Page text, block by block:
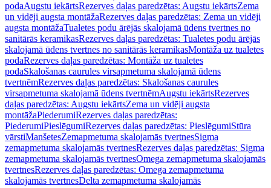
podaAugstu iekārtsRezerves daļas paredzētas: Augstu iekārtsZema
un vidēji augsta montāžaRezerves daļas paredzētas: Zema un vidēji
augsta montāžaTualetes podu ārējās skalojamā ūdens tvertnes no
sanitārās keramikasRezerves daļas paredzētas: Tualetes podu ārējās
skalojamā ūdens tvertnes no sanitārās keramikasMontāža uz tualetes
podaRezerves daļas paredzētas: Montāža uz tualetes
podaSkalošanas caurules virsapmetuma skalojamā ūdens
tvertnēmRezerves daļas paredzētas: Skalošanas caurules
virsapmetuma skalojamā ūdens tvertnēmAugstu iekārtsRezerves
daļas paredzētas: Augstu iekārtsZema un vidēji augsta
montāžaPiederumiRezerves daļas paredzētas:
PiederumiPieslēgumiRezerves daļas paredzētas: PieslēgumiStūra
vārstiManšetesZemapmetuma skalojamās tvertnesSigma
zemapmetuma skalojamās tvertnesRezerves daļas paredzētas: Sigma
zemapmetuma skalojamās tvertnesOmega zemapmetuma skalojamās
tvertnesRezerves daļas paredzētas: Omega zemapmetuma
skalojamās tvertnesDelta zemapmetuma skalojamās